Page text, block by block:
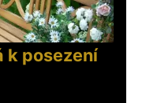
k posezení